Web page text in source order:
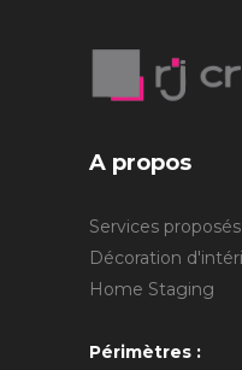
A propos
Services proposés
Décoration
Home Staging
Périmètres :